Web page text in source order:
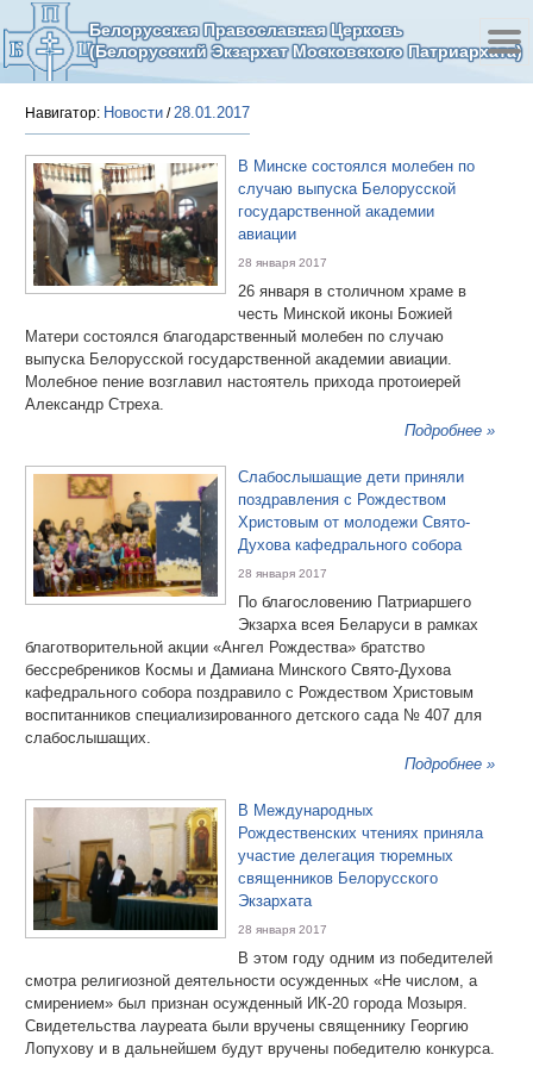
Белорусская Православная Церковь
(Белорусский Экзархат Московского Патриархата)
Навигатор: Новости /28.01.2017
В Минске состоялся молебен по
случаю выпуска Белорусской
государственной академии
авиации
28 января 2017
26 января в столичном храме в
честь Минской иконы Божией
Матери состоялся благодарственный молебен по случаю
выпуска Белорусской государственной академии авиации.
Молебное пение возглавил настоятель прихода протоиерей
Александр Стреха.
Подробнее »
Слабослышащие дети приняли
поздравления с Рождеством
Христовым от молодежи Свято-
Духова кафедрального собора
28 января 2017
По благословению Патриаршего
Экзарха всея Беларуси в рамках
благотворительной акции «Ангел Рождества» братство
бессребреников Космы и Дамиана Минского Свято-Духова
кафедрального собора поздравило с Рождеством Христовым
воспитанников специализированного детского сада № 407 для
слабослышащих.
Подробнее »
В Международных
Рождественских чтениях приняла
участие делегация тюремных
священников Белорусского
Экзархата
28 января 2017
В этом году одним из победителей
смотра религиозной деятельности осужденных «Не числом, а
смирением» был признан осужденный ИК-20 города Мозыря.
Свидетельства лауреата были вручены священнику Георгию
Лопухову и в дальнейшем будут вручены победителю конкурса.